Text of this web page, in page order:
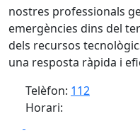
nostres professionals
emergències dins del
dels recursos
una resposta ràpida i
Telèfon: 112
Horari: